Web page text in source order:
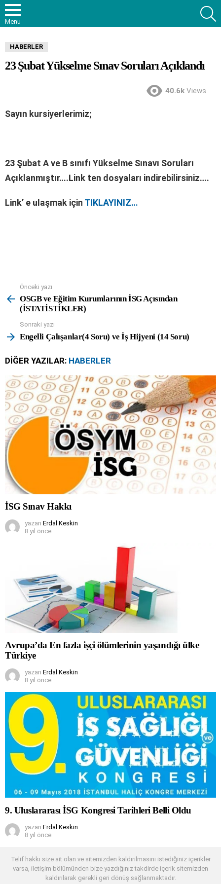
Menu
HABERLER
23 Şubat Yükselme Sınav Soruları Açıklandı
40.6k Views
Sayın kursiyerlerimiz;
23 Şubat A ve B sınıfı Yükselme Sınavı Soruları
Açıklanmıştır….Link ten dosyaları indirebilirsiniz….
Link’ e ulaşmak için TIKLAYINIZ…
more
Önceki yazı
OSGB ve Eğitim Kurumlarının İSG Açısından
(İSTATİSTİKLER)
Sonraki yazı
Engelli Çalışanlar(4 Soru) ve İş Hijyeni (14 Soru)
DIĞER YAZILAR: HABERLER
İSG Sınav Hakkı
yazan Erdal Keskin
8 yıl önce
Avrupa’da En fazla işçi ölümlerinin yaşandığı ülke
Türkiye
yazan Erdal Keskin
8 yıl önce
9. Uluslararası İSG Kongresi Tarihleri Belli Oldu
yazan Erdal Keskin
8 yıl önce
Telif hakkı size ait olan ve sitemizden kaldırılmasını istediğiniz içerikler
varsa, iletişim bölümünden bize yazdığınız takdirde içerik sitemizden
kaldırılarak gerekli geri dönüş sağlanmaktadır.